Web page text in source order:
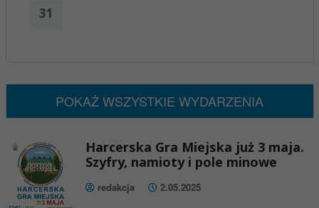
31
POKAŻ WSZYSTKIE WYDARZENIA
Harcerska Gra Miejska już 3 maja.
Szyfry, namioty i pole minowe
redakcja 2.05.2025